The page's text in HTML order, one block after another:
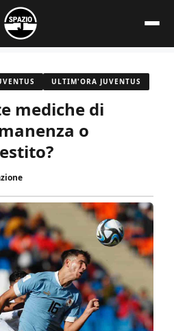
ULTIM'ORA JUVENTUS
mediche di
o